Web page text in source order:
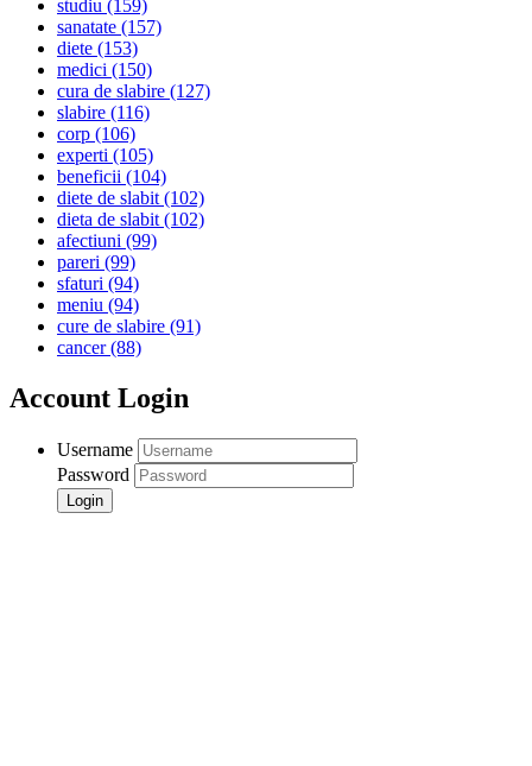
studiu (159)
sanatate (157)
diete (153)
medici (150)
cura de slabire (127)
slabire (116)
corp (106)
experti (105)
beneficii (104)
diete de slabit(102)
dieta de slabit(102)
afectiuni (99)
pareri (99)
sfaturi (94)
meniu (94)
cure de slabire (91)
cancer(88)
Account Login
Username
Password